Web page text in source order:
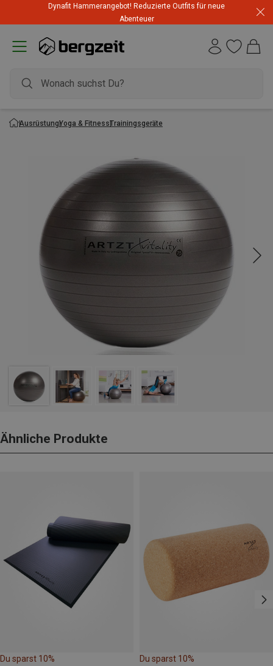
Dynafit Hammerangebot! Reduzierte Outfits für neue
Abenteuer
AusrüstungYoga & FitnessTrainingsgeräte
Ähnliche Produkte
Du sparst 10% Du sparst 10%